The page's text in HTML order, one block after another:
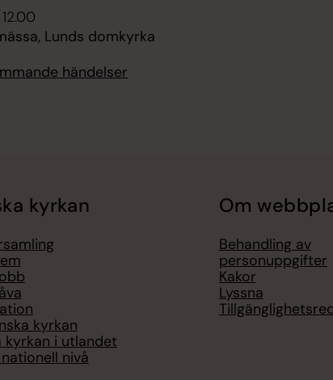
Lunds domkyrka
händelser
kyrkan
kyrkan
kyrkan i utlandet
nivå
Om
Behandling av
personuppgifter
Kakor
Lyssna